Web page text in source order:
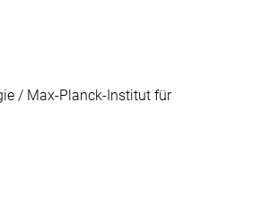
/ Max-Planck-Institut für